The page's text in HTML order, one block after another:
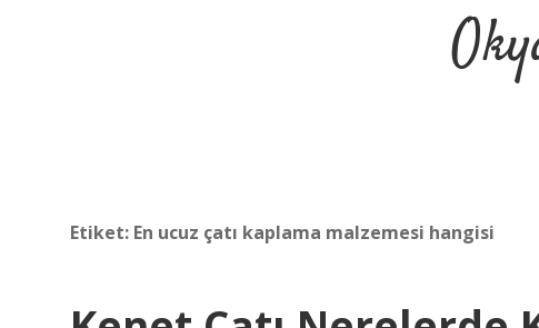
Etiket: En ucuz çatı kaplama malzemesi hangisi